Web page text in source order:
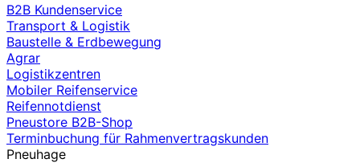
B2B Kundenservice
Transport & Logistik
Baustelle & Erdbewegung
Agrar
Logistikzentren
Mobiler Reifenservice
Reifennotdienst
Pneustore B2B-Shop
Terminbuchung für Rahmenvertragskunden
Pneuhage